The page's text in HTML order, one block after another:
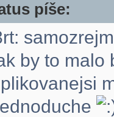
píše:
by to malo